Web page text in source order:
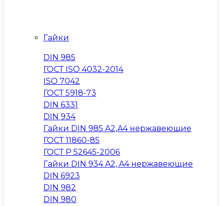
Гайки
DIN 985
ГОСТ ISO 4032-2014
ISO 7042
ГОСТ 5918-73
DIN 6331
DIN 934
Гайки DIN 985 A2,A4 нержавеющие
ГОСТ 11860-85
ГОСТ Р 52645-2006
Гайки DIN 934 A2, A4 нержавеющие
DIN 6923
DIN 982
DIN 980